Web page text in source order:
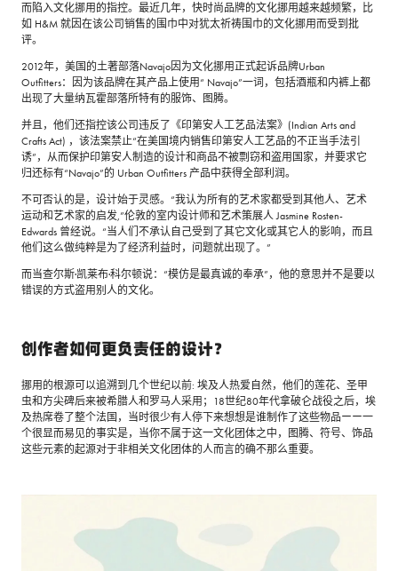
而陷入文化挪用的指控。最近几年，快时尚品牌的文化挪用越来越频繁，比
如 H&M 就因在该公司销售的围巾中对犹太祈祷围巾的文化挪用而受到批
评。
2012年，美国的土著部落Navajo因为文化挪用正式起诉品牌Urban
Outfitters：因为该品牌在其产品上使用“ Navajo”一词，包括酒瓶和内裤上都
出现了大量纳瓦霍部落所特有的服饰、图腾。
并且，他们还指控该公司违反了《印第安人工艺品法案》(Indian Arts and
Crafts Act) ，该法案禁止“在美国境内销售印第安人工艺品的不正当手法引
诱”，从而保护印第安人制造的设计和商品不被剽窃和盗用国家，并要求它
归还标有“Navajo”的 Urban Outfitters 产品中获得全部利润。
不可否认的是，设计始于灵感。“我认为所有的艺术家都受到其他人、艺术
运动和艺术家的启发,”伦敦的室内设计师和艺术策展人 Jasmine Rosten-
Edwards 曾经说。“当人们不承认自己受到了其它文化或其它人的影响，而且
他们这么做纯粹是为了经济利益时，问题就出现了。”
而当查尔斯·凯莱布·科尔顿说：“模仿是最真诚的奉承”，他的意思并不是要以
错误的方式盗用别人的文化。
创作者如何更负责任的设计？
挪用的根源可以追溯到几个世纪以前: 埃及人热爱自然，他们的莲花、圣甲
虫和方尖碑后来被希腊人和罗马人采用；18世纪80年代拿破仑战役之后，埃
及热席卷了整个法国，当时很少有人停下来想想是谁制作了这些物品ーー一
个很显而易见的事实是，当你不属于这一文化团体之中，图腾、符号、饰品
这些元素的起源对于非相关文化团体的人而言的确不那么重要。